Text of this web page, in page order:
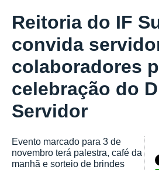
Reitoria do IF
convida
colaboradores
celebração do
Servidor
Evento marcado para 3 de
novembro terá palestra, café da
manhã e sorteio de brindes